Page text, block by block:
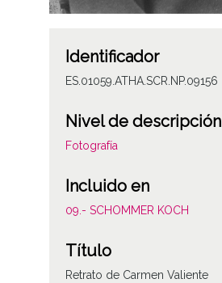
Identificador
ES.01059.ATHA.SCR.NP.09156
Nivel de descripción
Fotografía
Incluido en
09.- SCHOMMER KOCH
Título
Retrato de Carmen Valiente